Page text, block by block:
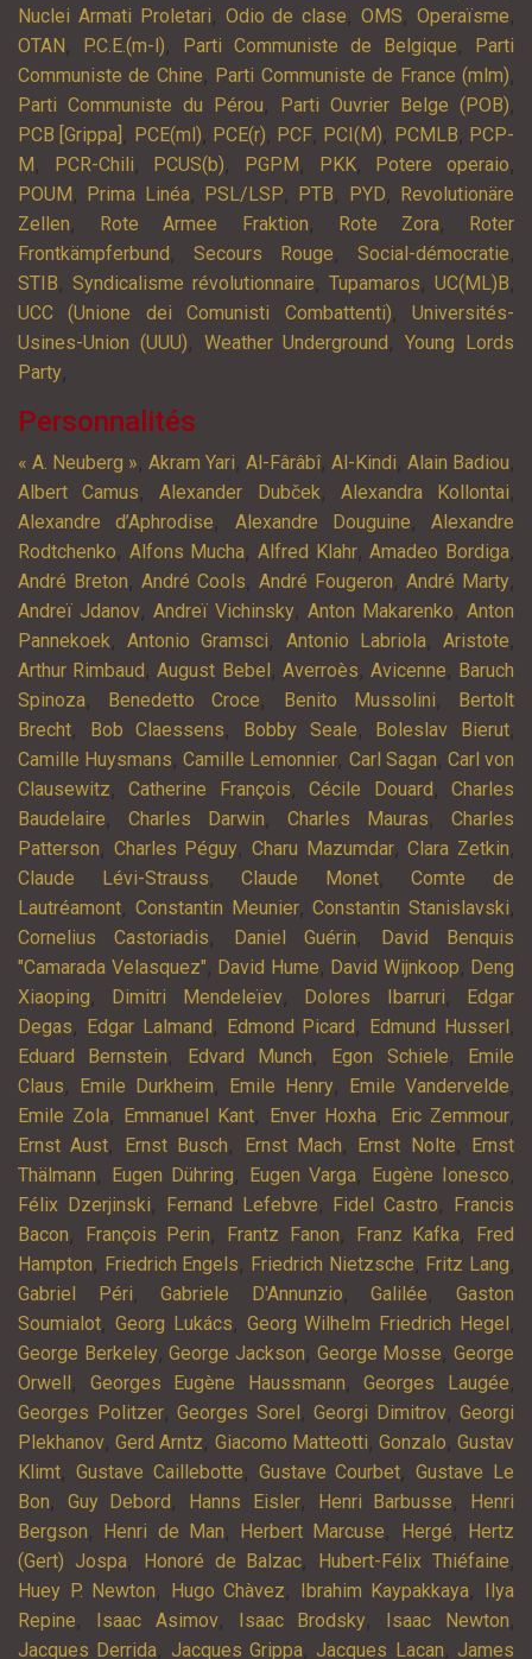
Nuclei Armati Proletari, Odio de clase,OMS,Operaïsme,
OTAN , P.C.E.(m-l), Parti Communiste de Belgique,
Parti
Communiste de Chine, Parti Communiste de France (mlm),
Parti Communiste du Pérou, Parti Ouvrier Belge (POB),
PCB [Grippa] , PCE(ml), PCE(r), PCF, PCI(M), PCMLB, PCP-
M , PCR-Chili, PCUS(b), PGPM , PKK, Potere operaio,
POUM , Prima Linéa, PSL/LSP, PTB, PYD,
Revolutionäre
Zellen, Rote Armee Fraktion, Rote Zora,
Roter
Frontkämpferbund , Secours Rouge, Social-démocratie,
STIB, Syndicalisme révolutionnaire, Tupamaros, UC(ML)B,
UCC (Unione dei Comunisti Combattenti),Universités-
Usines-Union (UUU), Weather Underground ,Young Lords
Party,
Personnalités
« A. Neuberg », Akram Yari, Al-Fârâbî, Al-Kindi, Alain Badiou,
Albert Camus,Alexander Dubček, Alexandra Kollontai,
Alexandre d’Aphrodise, Alexandre Douguine, Alexandre
Rodtchenko, Alfons Mucha,Alfred Klahr,Amadeo Bordiga,
André Breton, André Cools, André Fougeron, André Marty,
Andreï Jdanov, Andreï Vichinsky, Anton Makarenko, Anton
Pannekoek,Antonio Gramsci, Antonio Labriola,Aristote,
Arthur Rimbaud ,August Bebel , Averroès, Avicenne, Baruch
Spinoza, Benedetto Croce, Benito Mussolini,
Bertolt
Brecht, Bob Claessens, Bobby Seale, Boleslav Bierut,
Camille Huysmans,Camille Lemonnier, Carl Sagan, Carl von
Clausewitz,Catherine François,Cécile Douard ,Charles
Baudelaire, Charles Darwin, Charles Mauras, Charles
Patterson, Charles Péguy,Charu Mazumdar,Clara Zetkin,
Claude Lévi-Strauss,Claude Monet,Comte de
Lautréamont, Constantin Meunier,Constantin Stanislavski,
Cornelius Castoriadis, Daniel Guérin,
David Benquis
"Camarada Velasquez", David Hume, David Wijnkoop, Deng
Xiaoping, Dimitri Mendeleïev, Dolores Ibarruri,
Edgar
Degas, Edgar Lalmand , Edmond Picard , Edmund Husserl ,
Eduard Bernstein, Edvard Munch, Egon Schiele,
Emile
Claus, Emile Durkheim, Emile Henry, Emile Vandervelde,
Emile Zola, Emmanuel Kant, Enver Hoxha, Eric Zemmour,
Ernst Aust, Ernst Busch, Ernst Mach, Ernst Nolte,
Ernst
Thälmann, Eugen Dühring, Eugen Varga, Eugène Ionesco,
Félix Dzerjinski, Fernand Lefebvre, Fidel Castro,
Francis
Bacon, François Perin, Frantz Fanon, Franz Kafka,
Fred
Hampton, Friedrich Engels, Friedrich Nietzsche, Fritz Lang,
Gabriel Péri,Gabriele D'Annunzio,Galilée,Gaston
Soumialot, Georg Lukács, Georg Wilhelm Friedrich Hegel ,
George Berkeley,George Jackson, George Mosse,George
Orwell , Georges Eugène Haussmann,Georges Laugée,
Georges Politzer, Georges Sorel , Georgi Dimitrov, Georgi
Plekhanov,Gerd Arntz, Giacomo Matteotti, Gonzalo,Gustav
Klimt, Gustave Caillebotte, Gustave Courbet,Gustave Le
Bon, Guy Debord , Hanns Eisler, Henri Barbusse,
Henri
Bergson, Henri de Man, Herbert Marcuse, Hergé,
Hertz
(Gert) Jospa, Honoré de Balzac, Hubert-Félix Thiéfaine,
Huey P. Newton, Hugo Chàvez, Ibrahim Kaypakkaya,
Ilya
Repine, Isaac Asimov, Isaac Brodsky, Isaac Newton,
Jacques Derrida, Jacques Grippa, Jacques Lacan, James